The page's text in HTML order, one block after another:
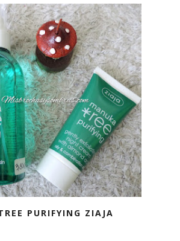
PURIFYING ZIAJA